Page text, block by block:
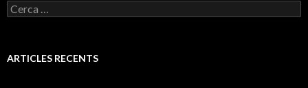
C
e
a
ARTICLES RECENTS